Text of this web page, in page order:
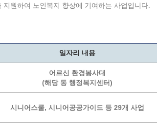
통계
청탁금지법 온라인 콜센터
민원서식
원하여 노인복지 향상에 기여하는 사업입니다.
일자리 내용
어르신 환경봉사대
(해당 동 행정복지센터)
시니어스쿨, 시니어공공가이드 등 29개 사업